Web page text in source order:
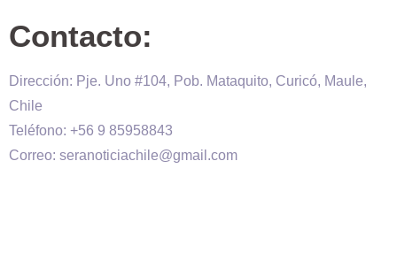
Contacto:
Dirección: Pje. Uno #104, Pob. Mataquito, Curicó, Maule,
Chile
Teléfono: +56 9 85958843
Correo: seranoticiachile@gmail.com